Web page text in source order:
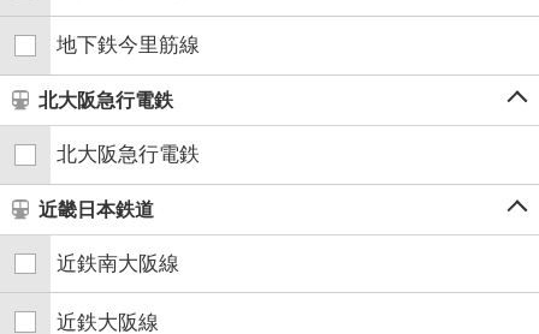
地下鉄今里筋線
北大阪急行電鉄
北大阪急行電鉄
近畿日本鉄道
近鉄南大阪線
近鉄大阪線